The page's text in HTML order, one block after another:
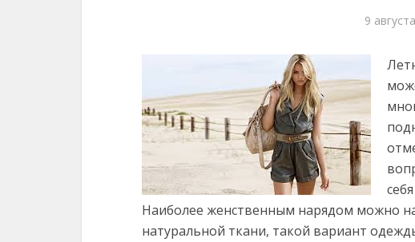
9
Наиболее женственным нарядом можно
натуральной ткани, такой вариант